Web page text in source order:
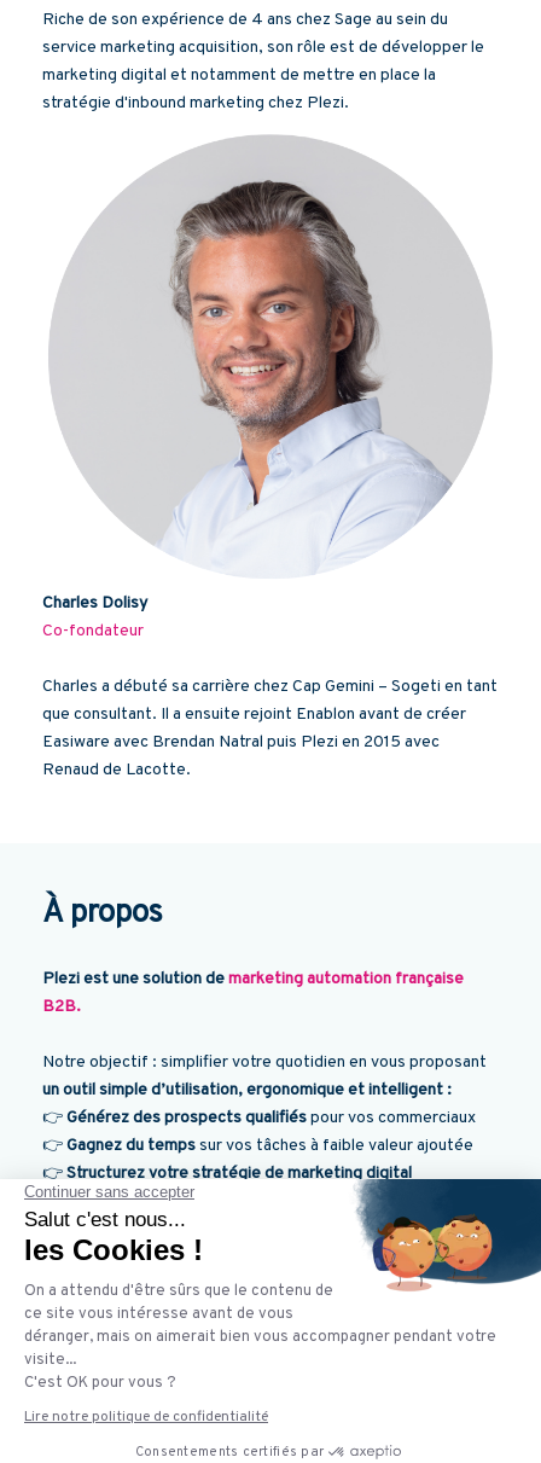
Riche de son expérience de 4 ans chez Sage au sein du
service marketing acquisition, son rôle est de développer le
marketing digital et notamment de mettre en place la
stratégie d'inbound marketing chez Plezi.
Charles Dolisy
Co-fondateur
Charles a débuté sa carrière chez Cap Gemini – Sogeti en tant
que consultant. Il a ensuite rejoint Enablon avant de créer
Easiware avec Brendan Natral puis Plezi en 2015 avec
Renaud de Lacotte.
À propos
Plezi est une solution demarketing automation française
B2B.
Notre objectif : simplifier votre quotidien en vous proposant
un outil simple d’utilisation, ergonomique et intelligent :
👉Générez des prospects qualifiéspour vos commerciaux
👉Gagnez du tempssur vos tâches à faible valeur ajoutée
👉Structurez votre stratégie de marketing digital
Déjà plus de400 entreprises 30 agencesnous
font confiance !
💻 Et si on vous présentait Plezi lors d'une démo
personnalisée ?C'est par ici !